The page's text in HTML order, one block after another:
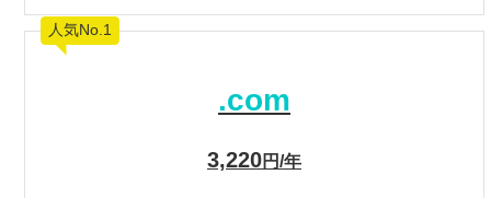
.com
3,220円/年
人気No.1